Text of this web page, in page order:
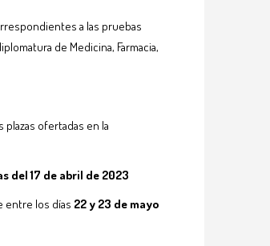
a las pruebas
de Medicina, Farmacia,
ofertadas en la
del 17 de abril de 2023
entre los días 22 y 23 de mayo